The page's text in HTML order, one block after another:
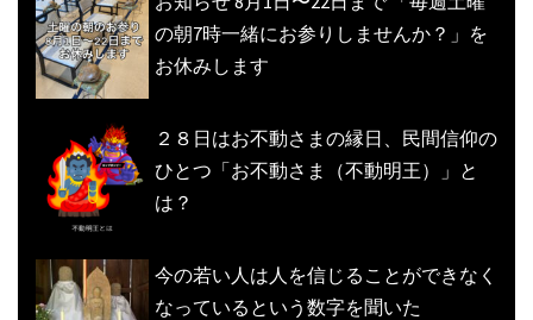
の朝7時一緒にお参りしませんか？」を
お休みします
２８日はお不動さまの縁日、民間信仰の
ひとつ「お不動さま（不動明王）」と
は？
今の若い人は人を信じることができなく
なっているという数字を聞いた